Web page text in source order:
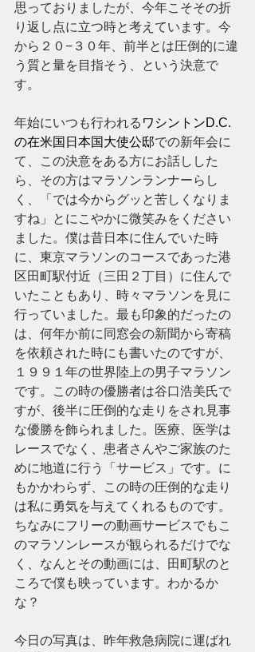
思っておりましたが、今年こそその折
り返し点に立つ時と考えています。今
から２０−３０年、前半とは圧倒的に違
う質と量を目指そう、という決意で
す。
年始にいつも行われる ワシントンD.C.
の在米国日本国大使公邸での新年会に
て、この決意をある方にお話しした
ら、その方はマラソンランナーらし
く、「では今からグッと苦しくなりま
すね」とにこやかに微笑みをください
ました。僕は昔日本に住んでいた時
に、東京マラソンのコースであった港
区田町駅付近（三田２丁目）に住んで
いたこともあり、時々マラソンを見に
行っていました。最も印象的だったの
は、何年か前に同窓会の新聞から寄稿
を依頼された時にも書いたのですが、
１９９１年の世界陸上の男子マラソン
です。この時の優勝者は谷口浩美氏で
すが、後半に圧倒的な走りをされ見事
な優勝を飾られました。医療、医学は
レースでなく、患者さんやご家族のた
めに地道に行う「サービス」です。に
もかかわらず、この時の圧倒的な走り
は私に勇気を与えてくれるものです。
ちなみにフリーの動画サービスでもこ
のマラソンレースが観られるだけでな
く、なんとその動画には、田町駅のと
ころで僕も映っています。わかるか
な？
今日の写真は、昨年救急病院に運ばれ